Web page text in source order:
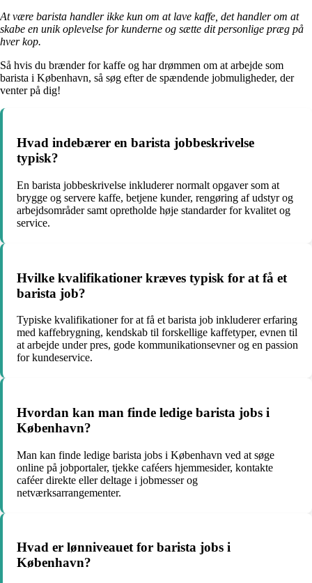
At være barista handler ikke kun om at lave kaffe, det handler om at
skabe en unik oplevelse for kunderne og sætte dit personlige præg på
hver kop.
Så hvis du brænder for kaffe og har drømmen om at arbejde som
barista i København, så søg efter de spændende jobmuligheder, der
venter på dig!
Hvad indebærer en barista jobbeskrivelse
typisk?
En barista jobbeskrivelse inkluderer normalt opgaver som at
brygge og servere kaffe, betjene kunder, rengøring af udstyr og
arbejdsområder samt opretholde høje standarder for kvalitet og
service.
Hvilke kvalifikationer kræves typisk for at få et
barista job?
Typiske kvalifikationer for at få et barista job inkluderer erfaring
med kaffebrygning, kendskab til forskellige kaffetyper, evnen til
at arbejde under pres, gode kommunikationsevner og en passion
for kundeservice.
Hvordan kan man finde ledige barista jobs i
København?
Man kan finde ledige barista jobs i København ved at søge
online på jobportaler, tjekke caféers hjemmesider, kontakte
caféer direkte eller deltage i jobmesser og
netværksarrangementer.
Hvad er lønniveauet for barista jobs i
København?